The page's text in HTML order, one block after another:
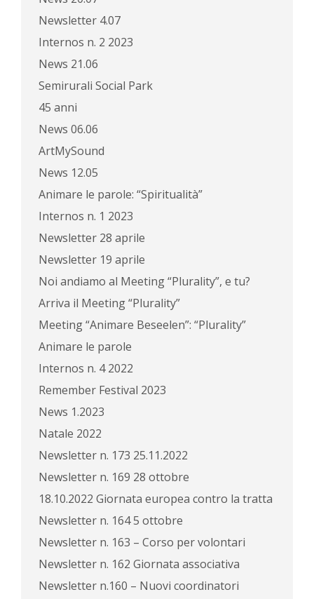
Newsletter 4.07
Internos n. 2 2023
News 21.06
Semirurali Social Park
45 anni
News 06.06
ArtMySound
News 12.05
Animare le parole: “Spiritualità”
Internos n. 1 2023
Newsletter 28 aprile
Newsletter 19 aprile
Noi andiamo al Meeting “Plurality”, e tu?
Arriva il Meeting “Plurality”
Meeting “Animare Beseelen”: “Plurality”
Animare le parole
Internos n. 4 2022
Remember Festival 2023
News 1.2023
Natale 2022
Newsletter n. 173 25.11.2022
Newsletter n. 169 28 ottobre
18.10.2022 Giornata europea contro la tratta
Newsletter n. 164 5 ottobre
Newsletter n. 163 – Corso per volontari
Newsletter n. 162 Giornata associativa
Newsletter n.160 – Nuovi coordinatori